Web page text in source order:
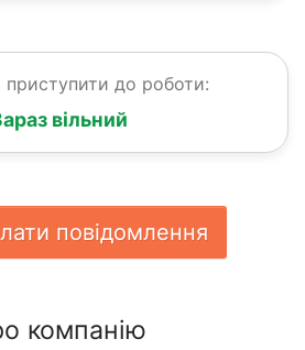
приступити до роботи:
вільний
повідомлення
компанію